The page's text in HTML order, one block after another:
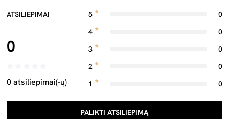
ATSILIEPIMAI
0
0 atsiliepimai(-ų)
5
0
4
0
3
0
2
0
1
0
PALIKTI ATSILIEPIMĄ